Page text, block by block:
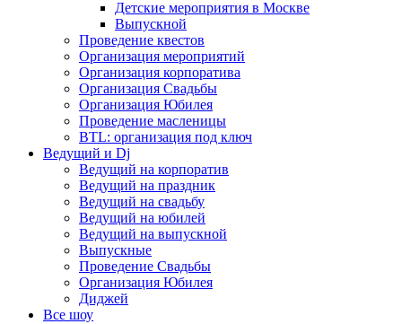
Детские мероприятия в Москве
Выпускной
Проведение квестов
Организация мероприятий
Организация корпоратива
Организация Свадьбы
Организация Юбилея
Проведение масленицы
BTL: организация под ключ
Ведущий и Dj
Ведущий на корпоратив
Ведущий на праздник
Ведущий на свадьбу
Ведущий на юбилей
Ведущий на выпускной
Выпускные
Проведение Свадьбы
Организация Юбилея
Диджей
Все шоу